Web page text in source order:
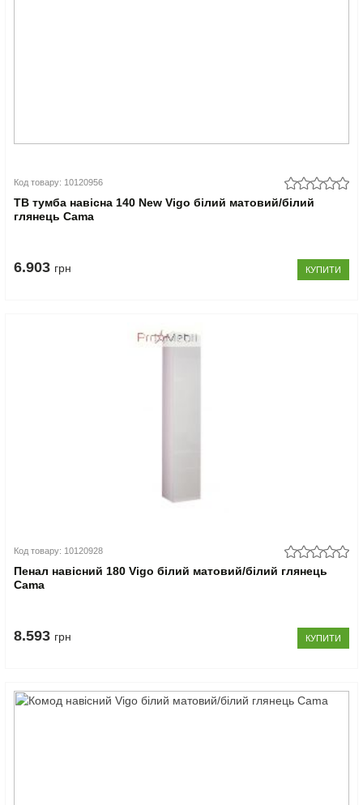
Код товару: 10120956
ТВ тумба навісна 140 New Vigo білий матовий/білий
глянець Cama
6.903 грн КУПИТИ
Код товару: 10120928
Пенал навісний 180 Vigo білий матовий/білий глянець
Cama
8.593 грн КУПИТИ